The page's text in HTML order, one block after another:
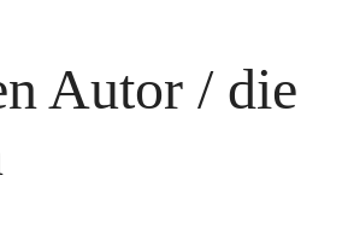
Autor / die